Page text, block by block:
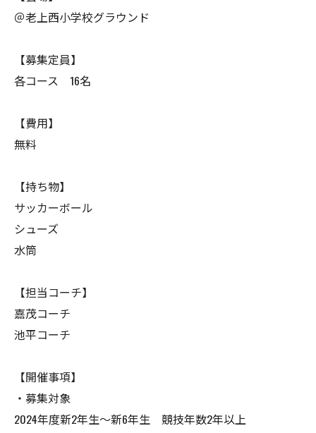
＠老上西小学校グラウンド
【募集定員】
各コース 16名
【費用】
無料
【持ち物】
サッカーボール
シューズ
水筒
【担当コーチ】
嘉茂コーチ
池平コーチ
【開催事項】
・募集対象
2024年度新2年生〜新6年生 競技年数2年以上